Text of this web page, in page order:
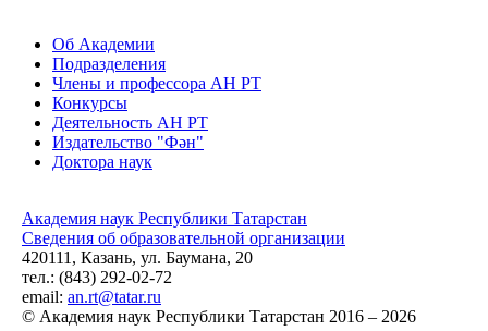
Об Академии
Подразделения
Члены и профессора АН РТ
Конкурсы
Деятельность АН РТ
Издательство "Фән"
Доктора наук
Академия наук Республики Татарстан
Сведения об образовательной организации
420111, Казань, ул. Баумана, 20
тел.: (843) 292-02-72
email: an.rt@tatar.ru
© Академия наук Республики Татарстан 2016 – 2026